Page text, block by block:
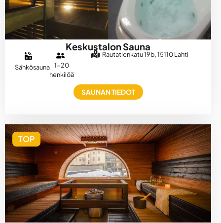
Keskustalon Sauna
Sähkösauna 1-20
henkilöä
Rautatienkatu 19b, 15110 Lahti
SAUNAN TIEDOT
TOP